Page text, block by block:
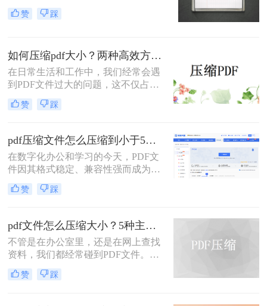
的需求，然后逐一详解每种方法的具
了大量的存储空间，还影响了文件的
上传速度和分享效率。那么pdf文件过
松解决PDF文件过大的问题。
赞 踩
如何压缩pdf大小？两种高效方法详解！
在日常生活和工作中，我们经常会遇
到PDF文件过大的问题，这不仅占用
了大量的存储空间，还降低了文件的
传输效率。因此，掌握几种有效的
何压缩pdf大小呢？本文将介绍两种常
用的PDF压缩方法，以帮助您更好地
压缩PDF文件。
赞 踩
pdf压缩文件怎么压缩到小于5M？4种压缩方法终极指南！
在数字化办公和学习的今天，PDF文
件因其格式稳定、兼容性强而成为我
们日常传输文档的首选。然而，我们
常常会遇到一个令人头疼的问题：一
清图片、复杂图表或嵌入字体而体积
庞大，动辄几十兆甚至上百兆。无论
是通过电子邮件发送（通常有附件大
小限制）、上传至学习平台还是提交
至企业系统，文件大小限制（如常见
的5MB）往往是一道难以逾越的关
赞 踩
pdf文件怎么压缩大小？5种主流压缩方法分享！
不管是在办公室里，还是在网上查找
资料，我们都经常碰到PDF文件。在
工作中，发送邮件需要PDF文件格
式，但太大的PDF文件也是一个棘手
赞 踩